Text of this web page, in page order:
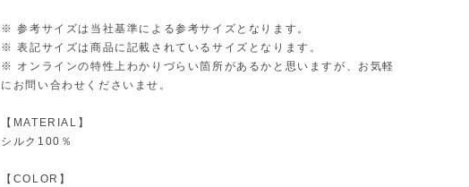
※ 参考サイズは当社基準による参考サイズとなります。
※ 表記サイズは商品に記載されているサイズとなります。
※ オンラインの特性上わかりづらい箇所があるかと思いますが、お気軽
にお問い合わせくださいませ。
【MATERIAL】
シルク100％
【COLOR】